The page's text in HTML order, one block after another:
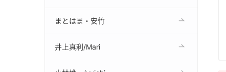
まとはま・安竹
井上真利/Mari